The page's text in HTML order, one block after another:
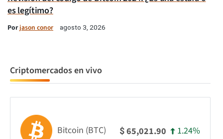
es legítimo?
Porjason conor agosto 3, 2026
Criptomercados en vivo
Bitcoin (BTC) $65,021.90 1.24%